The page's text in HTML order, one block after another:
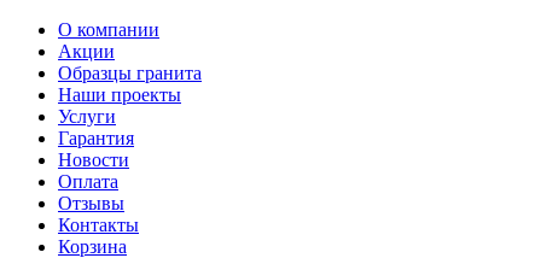
О компании
Акции
Образцы гранита
Наши проекты
Услуги
Гарантия
Новости
Оплата
Отзывы
Контакты
Корзина